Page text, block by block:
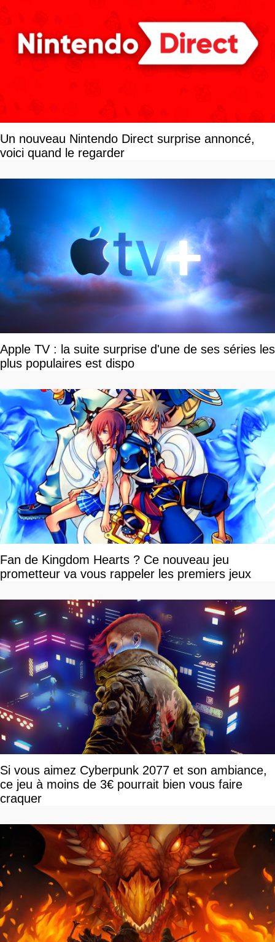
Un nouveau Nintendo Direct surprise annoncé,
voici quand le regarder
Apple TV : la suite surprise d'une de ses séries les
plus populaires est dispo
Fan de Kingdom Hearts ? Ce nouveau jeu
prometteur va vous rappeler les premiers jeux
Si vous aimez Cyberpunk 2077 et son ambiance,
ce jeu à moins de 3€ pourrait bien vous faire
craquer